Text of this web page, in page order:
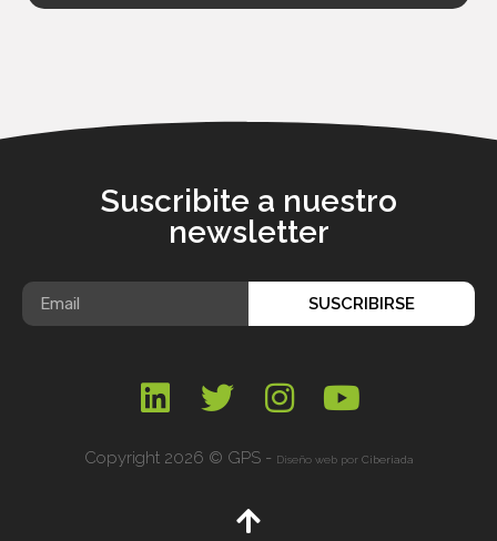
Suscribite a nuestro
newsletter
SUSCRIBIRSE
Copyright 2026 © GPS - Diseño web por Ciberiada